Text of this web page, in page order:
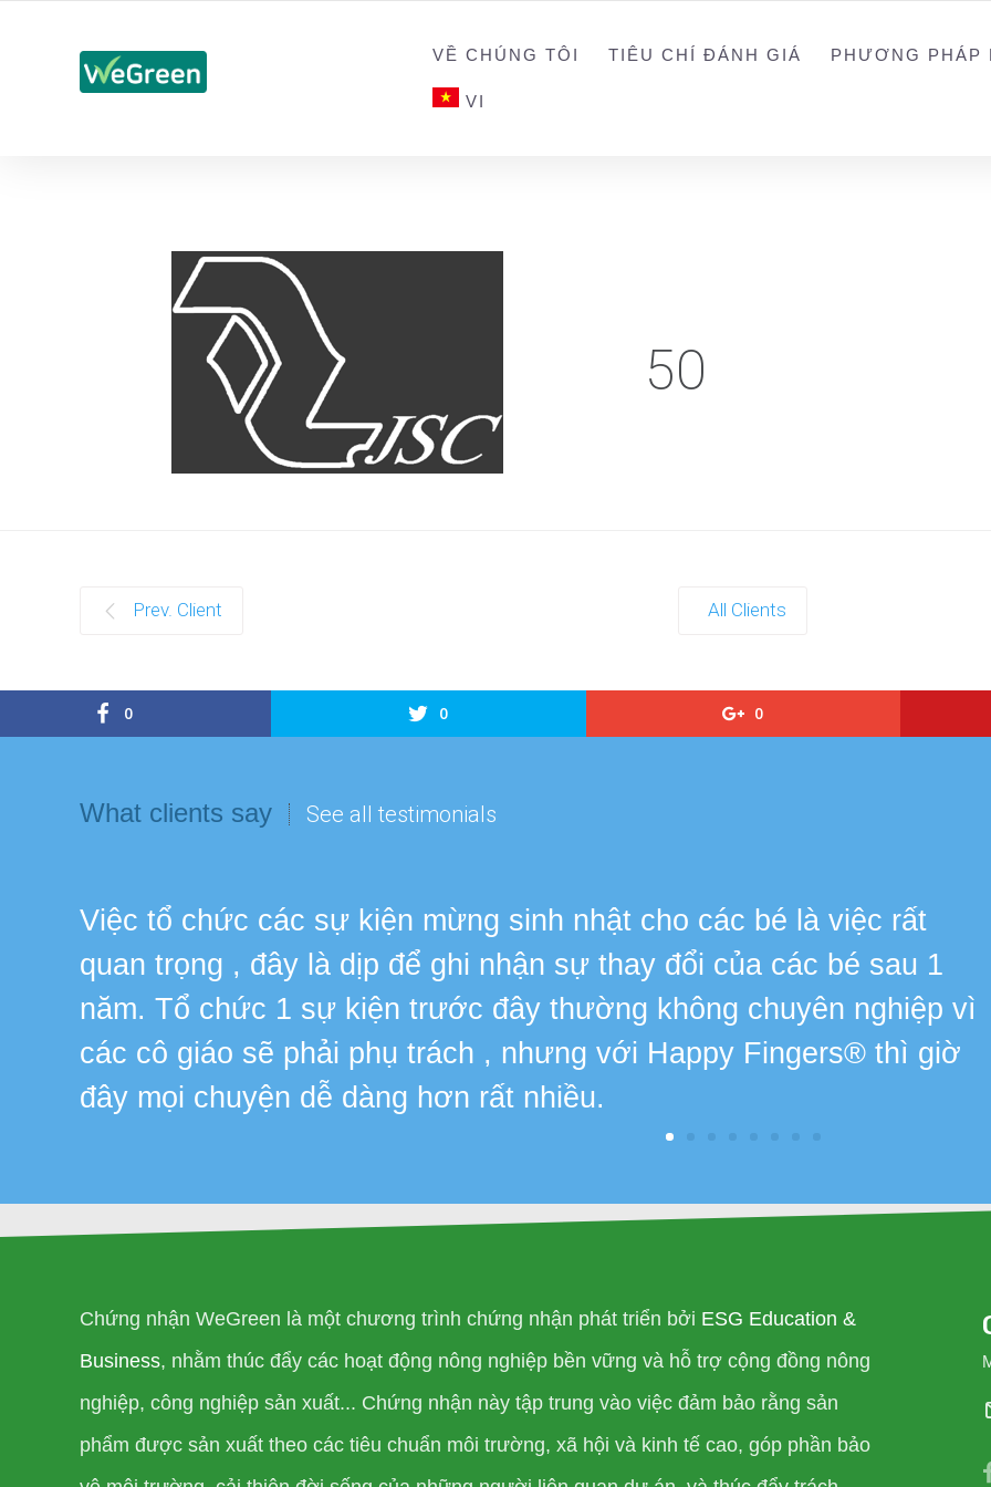
VỀ CHÚNG TÔI TIÊU CHÍ ĐÁNH GIÁ PHƯƠNG PHÁP
VI
50
Prev. Client All Clients
0 0 0
What clients say See all testimonials
Việc tổ chức các sự kiện mừng sinh nhật cho các bé là việc rất
quan trọng , đây là dịp để ghi nhận sự thay đổi của các bé sau 1
năm. Tổ chức 1 sự kiện trước đây thường không chuyên nghiệp vì
các cô giáo sẽ phải phụ trách , nhưng với Happy Fingers® thì giờ
đây mọi chuyện dễ dàng hơn rất nhiều.
Chứng nhận WeGreen là một chương trình chứng nhận phát triển bởi ESG Education &
Business, nhằm thúc đẩy các hoạt động nông nghiệp bền vững và hỗ trợ cộng đồng nông
nghiệp, công nghiệp sản xuất... Chứng nhận này tập trung vào việc đảm bảo rằng sản
phẩm được sản xuất theo các tiêu chuẩn môi trường, xã hội và kinh tế cao, góp phần bảo